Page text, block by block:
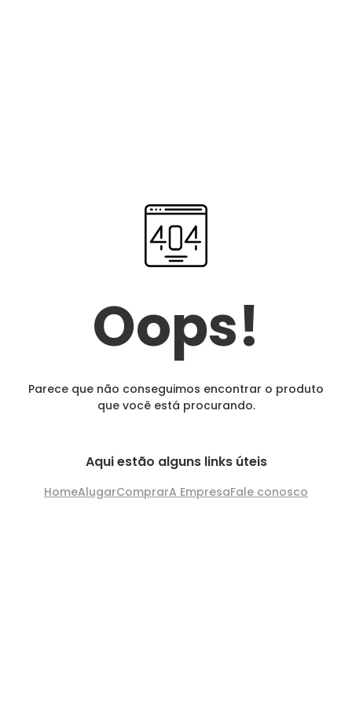
Oops!
Parece que não conseguimos encontrar o produto
que você está procurando.
Aqui estão alguns links úteis
HomeAlugarComprarA EmpresaFale conosco